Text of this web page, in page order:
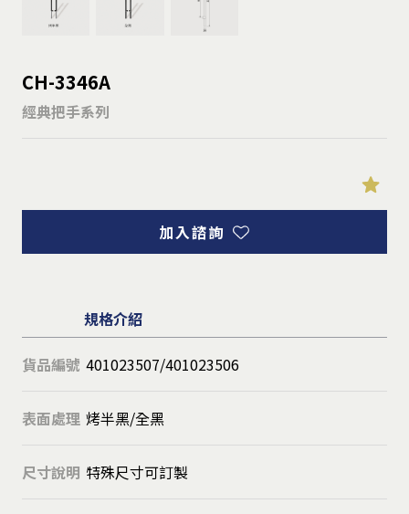
CH-3346A
經典把手系列
加入諮詢
規格介紹
貨品編號 401023507/401023506
表面處理 烤半黑/全黑
尺寸說明 特殊尺寸可訂製